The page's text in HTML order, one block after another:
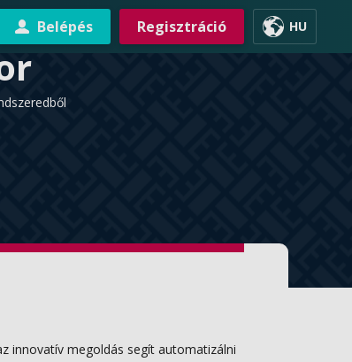
HU
Regisztráció
Belépés
innovatív megoldás segít automatizálni